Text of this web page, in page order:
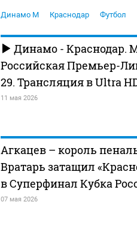
Динамо М Краснодар Футбол
Динамо - Краснодар.
Российская Премьер-
29. Трансляция в Ultra
11 мая 2026
Агкацев – король
Вратарь затащил
в Суперфинал Кубка
07 мая 2026